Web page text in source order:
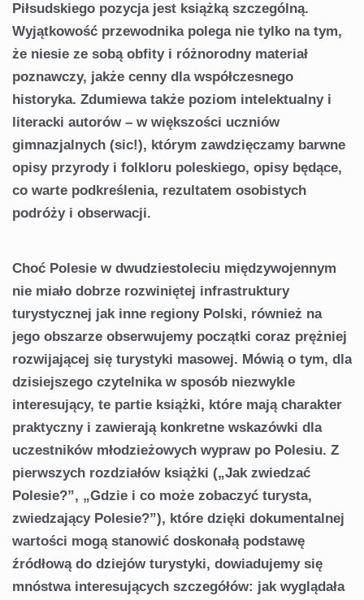
Piłsudskiego pozycja jest książką szczególną.
Wyjątkowość przewodnika polega nie tylko na tym,
że niesie ze sobą obfity i różnorodny materiał
poznawczy, jakże cenny dla współczesnego
historyka. Zdumiewa także poziom intelektualny i
literacki autorów – w większości uczniów
gimnazjalnych (sic!), którym zawdzięczamy barwne
opisy przyrody i folkloru poleskiego, opisy będące,
co warte podkreślenia, rezultatem osobistych
podróży i obserwacji.
Choć Polesie w dwudziestoleciu międzywojennym
nie miało dobrze rozwiniętej infrastruktury
turystycznej jak inne regiony Polski, również na
jego obszarze obserwujemy początki coraz prężniej
rozwijającej się turystyki masowej. Mówią o tym, dla
dzisiejszego czytelnika w sposób niezwykle
interesujący, te partie książki, które mają charakter
praktyczny i zawierają konkretne wskazówki dla
uczestników młodzieżowych wypraw po Polesiu. Z
pierwszych rozdziałów książki („Jak zwiedzać
Polesie?”, „Gdzie i co może zobaczyć turysta,
zwiedzający Polesie?”), które dzięki dokumentalnej
wartości mogą stanowić doskonałą podstawę
źródłową do dziejów turystyki, dowiadujemy się
mnóstwa interesujących szczegółów: jak wyglądała